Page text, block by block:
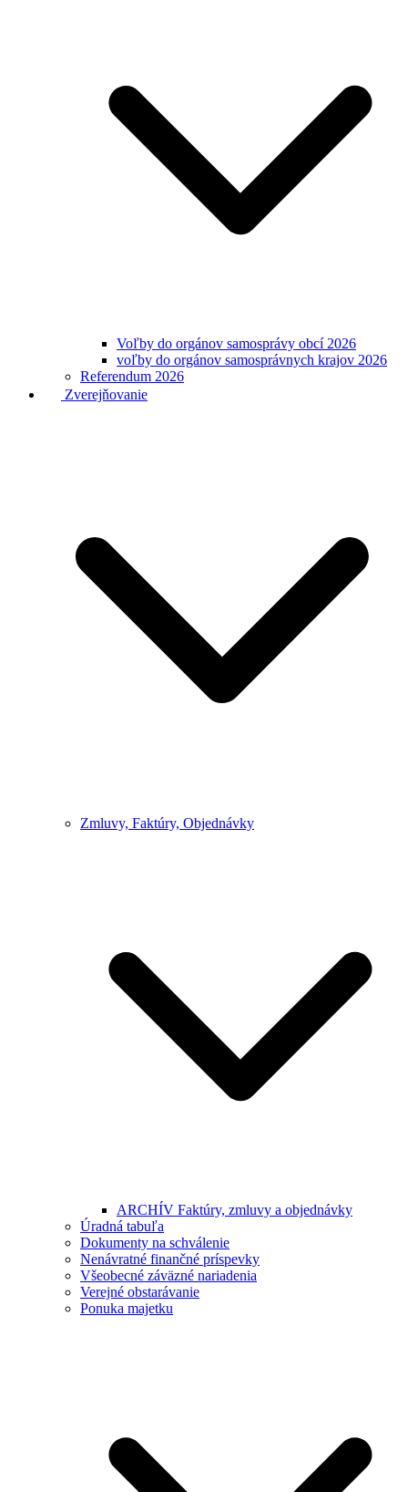
Voľby do orgánov samosprávy obcí 2026
voľby do orgánov samosprávnych krajov 2026
Referendum 2026
Zverejňovanie
Zmluvy, Faktúry, Objednávky
ARCHÍV Faktúry, zmluvy a objednávky
Úradná tabuľa
Dokumenty na schválenie
Nenávratné finančné príspevky
Všeobecné záväzné nariadenia
Verejné obstarávanie
Ponuka majetku